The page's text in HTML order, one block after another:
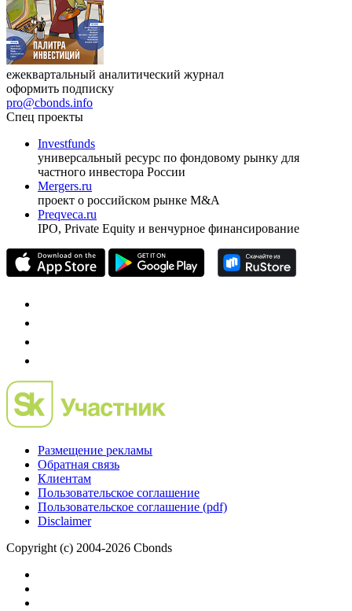
ежеквартальный аналитический журнал
оформить подписку
pro@cbonds.info
Спец проекты
Investfunds
универсальный ресурс по фондовому рынку для
частного инвестора России
проект о российском рынке M&A
Preqveca.ru
Размещение рекламы
Обратная связь
Пользовательское соглашение
Copyright (c) 2004-2026 Cbonds